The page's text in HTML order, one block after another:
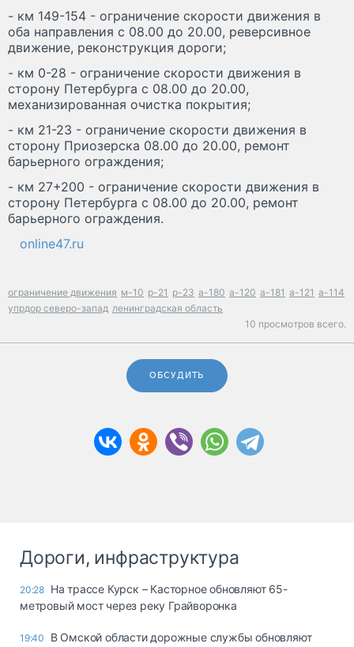
- км 149-154 - ограничение скорости движения в
оба направления с 08.00 до 20.00, реверсивное
движение, реконструкция дороги;
- км 0-28 - ограничение скорости движения в
сторону Петербурга с 08.00 до 20.00,
механизированная очистка покрытия;
- км 21-23 - ограничение скорости движения в
сторону Приозерска 08.00 до 20.00, ремонт
барьерного ограждения;
- км 27+200 - ограничение скорости движения в
сторону Петербурга с 08.00 до 20.00, ремонт
барьерного ограждения.
online47.ru
ограничение движения м-10 р-21 р-23 а-180 а-120 а-181 а-121 а-114
упрдор северо-запад ленинградская область
10 просмотров всего.
ОБСУДИТЬ
Дороги, инфраструктура
20:28 На трассе Курск – Касторное обновляют 65-
метровый мост через реку Грайворонка
19:40 В Омской области дорожные службы обновляют